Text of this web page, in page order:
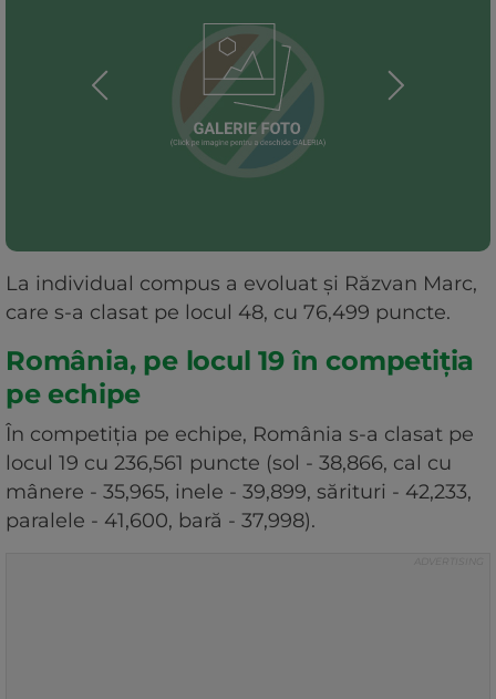
La individual compus a evoluat şi Răzvan Marc,
care s-a clasat pe locul 48, cu 76,499 puncte.
România, pe locul 19 în competiția
pe echipe
În competiţia pe echipe, România s-a clasat pe
locul 19 cu 236,561 puncte (sol - 38,866, cal cu
mânere - 35,965, inele - 39,899, sărituri - 42,233,
paralele - 41,600, bară - 37,998).